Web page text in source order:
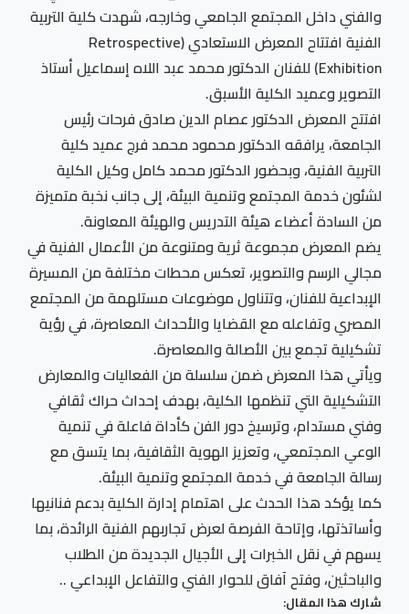
والفني داخل المجتمع الجامعي وخارجه، شهدت كلية التربية
الفنية افتتاح المعرض الاستعادي (Retrospective
Exhibition) للفنان الدكتور محمد عبد اللاه إسماعيل أستاذ
التصوير وعميد الكلية الأسبق.
افتتح المعرض الدكتور عصام الدين صادق فرحات رئيس
الجامعة، يرافقه الدكتور محمود محمد فرج عميد كلية
التربية الفنية، وبحضور الدكتور محمد كامل وكيل الكلية
لشئون خدمة المجتمع وتنمية البيئة، إلى جانب نخبة متميزة
من السادة أعضاء هيئة التدريس والهيئة المعاونة.
يضم المعرض مجموعة ثرية ومتنوعة من الأعمال الفنية في
مجالي الرسم والتصوير، تعكس محطات مختلفة من المسيرة
الإبداعية للفنان، وتتناول موضوعات مستلهمة من المجتمع
المصري وتفاعله مع القضايا والأحداث المعاصرة، في رؤية
تشكيلية تجمع بين الأصالة والمعاصرة.
ويأتي هذا المعرض ضمن سلسلة من الفعاليات والمعارض
التشكيلية التي تنظمها الكلية، بهدف إحداث حراك ثقافي
وفني مستدام، وترسيخ دور الفن كأداة فاعلة في تنمية
الوعي المجتمعي، وتعزيز الهوية الثقافية، بما يتسق مع
رسالة الجامعة في خدمة المجتمع وتنمية البيئة.
كما يؤكد هذا الحدث على اهتمام إدارة الكلية بدعم فنانيها
وأساتذتها، وإتاحة الفرصة لعرض تجاربهم الفنية الرائدة، بما
يسهم في نقل الخبرات إلى الأجيال الجديدة من الطلاب
والباحثين، وفتح آفاق للحوار الفني والتفاعل الإبداعي ..
شارك هذا المقال: